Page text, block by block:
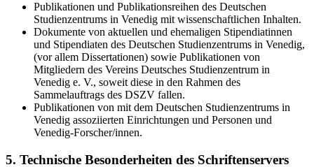
Publikationen und Publikationsreihen des Deutschen
Studienzentrums in Venedig mit wissenschaftlichen Inhalten.
Dokumente von aktuellen und ehemaligen Stipendiatinnen
und Stipendiaten des Deutschen Studienzentrums in Venedig,
(vor allem Dissertationen) sowie Publikationen von
Mitgliedern des Vereins Deutsches Studienzentrum in
Venedig e. V., soweit diese in den Rahmen des
Sammelauftrags des DSZV fallen.
Publikationen von mit dem Deutschen Studienzentrums in
Venedig assoziierten Einrichtungen und Personen und
Venedig-Forscher/innen.
5. Technische Besonderheiten des Schriftenservers